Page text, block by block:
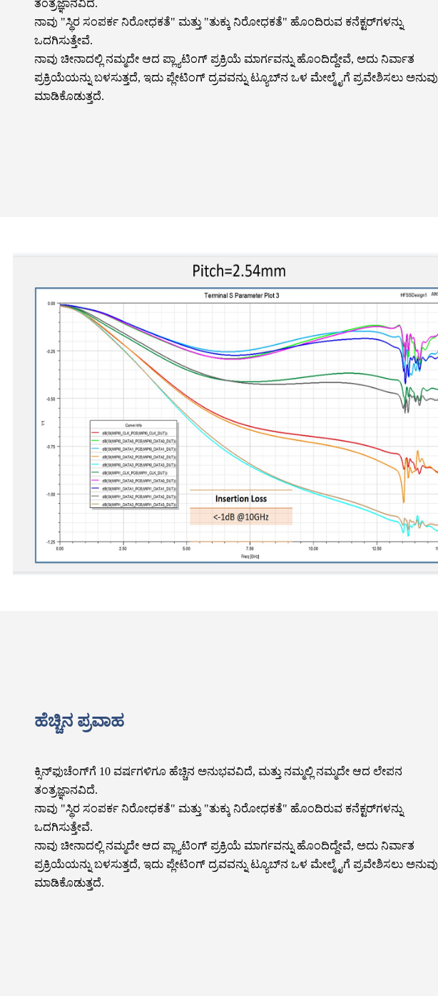
ತಂತ್ರಜ್ಞಾನವಿದೆ.
ನಾವು "ಸ್ಥಿರ ಸಂಪರ್ಕ ನಿರೋಧಕತೆ" ಮತ್ತು "ತುಕ್ಕು ನಿರೋಧಕತೆ" ಹೊಂದಿರುವ ಕನೆಕ್ಟರ್‌ಗಳನ್ನು
ಒದಗಿಸುತ್ತೇವೆ.
ನಾವು ಚೀನಾದಲ್ಲಿ ನಮ್ಮದೇ ಆದ ಪ್ಲ್ಯಾಟಿಂಗ್ ಪ್ರಕ್ರಿಯೆ ಮಾರ್ಗವನ್ನು ಹೊಂದಿದ್ದೇವೆ, ಅದು ನಿರ್ವಾತ
ಪ್ರಕ್ರಿಯೆಯನ್ನು ಬಳಸುತ್ತದೆ, ಇದು ಪ್ಲೇಟಿಂಗ್ ದ್ರವವನ್ನು ಟ್ಯೂಬ್‌ನ ಒಳ ಮೇಲ್ಮೈಗೆ ಪ್ರವೇಶಿಸಲು ಅನುವು
ಮಾಡಿಕೊಡುತ್ತದೆ.
ಹೆಚ್ಚಿನ ಪ್ರವಾಹ
ಕ್ಸಿನ್‌ಫುಚೆಂಗ್‌ಗೆ 10 ವರ್ಷಗಳಿಗೂ ಹೆಚ್ಚಿನ ಅನುಭವವಿದೆ, ಮತ್ತು ನಮ್ಮಲ್ಲಿ ನಮ್ಮದೇ ಆದ ಲೇಪನ
ತಂತ್ರಜ್ಞಾನವಿದೆ.
ನಾವು "ಸ್ಥಿರ ಸಂಪರ್ಕ ನಿರೋಧಕತೆ" ಮತ್ತು "ತುಕ್ಕು ನಿರೋಧಕತೆ" ಹೊಂದಿರುವ ಕನೆಕ್ಟರ್‌ಗಳನ್ನು
ಒದಗಿಸುತ್ತೇವೆ.
ನಾವು ಚೀನಾದಲ್ಲಿ ನಮ್ಮದೇ ಆದ ಪ್ಲ್ಯಾಟಿಂಗ್ ಪ್ರಕ್ರಿಯೆ ಮಾರ್ಗವನ್ನು ಹೊಂದಿದ್ದೇವೆ, ಅದು ನಿರ್ವಾತ
ಪ್ರಕ್ರಿಯೆಯನ್ನು ಬಳಸುತ್ತದೆ, ಇದು ಪ್ಲೇಟಿಂಗ್ ದ್ರವವನ್ನು ಟ್ಯೂಬ್‌ನ ಒಳ ಮೇಲ್ಮೈಗೆ ಪ್ರವೇಶಿಸಲು ಅನುವು
ಮಾಡಿಕೊಡುತ್ತದೆ.